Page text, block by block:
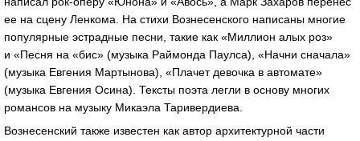
ее на сцену Ленкома. На стихи Вознесенского написаны многие
популярные эстрадные песни, такие как «Миллион алых роз»
и «Песня на «бис» (музыка Раймонда Паулса), «Начни сначала»
(музыка Евгения Мартынова), «Плачет девочка в автомате»
(музыка Евгения Осина). Тексты поэта легли в основу многих
романсов на музыку Микаэла Таривердиева.
Вознесенский также известен как автор архитектурной части